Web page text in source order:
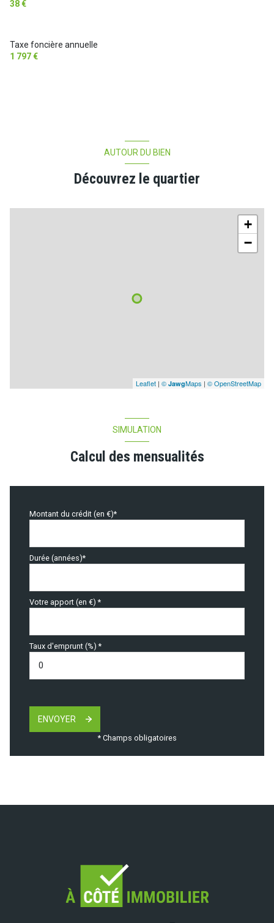
38 €
Taxe foncière annuelle
1 797 €
AUTOUR DU BIEN
Découvrez le quartier
+
−
Leaflet | © JawgMaps | © OpenStreetMap
SIMULATION
Calcul des mensualités
Montant du crédit (en €)*
Durée (années)*
Votre apport (en €) *
Taux d'emprunt (%) *
ENVOYER
* Champs obligatoires